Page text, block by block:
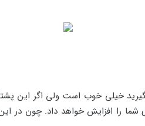
خیلی خوب است ولی اگر این
شما را افزایش خواهد داد.چون در